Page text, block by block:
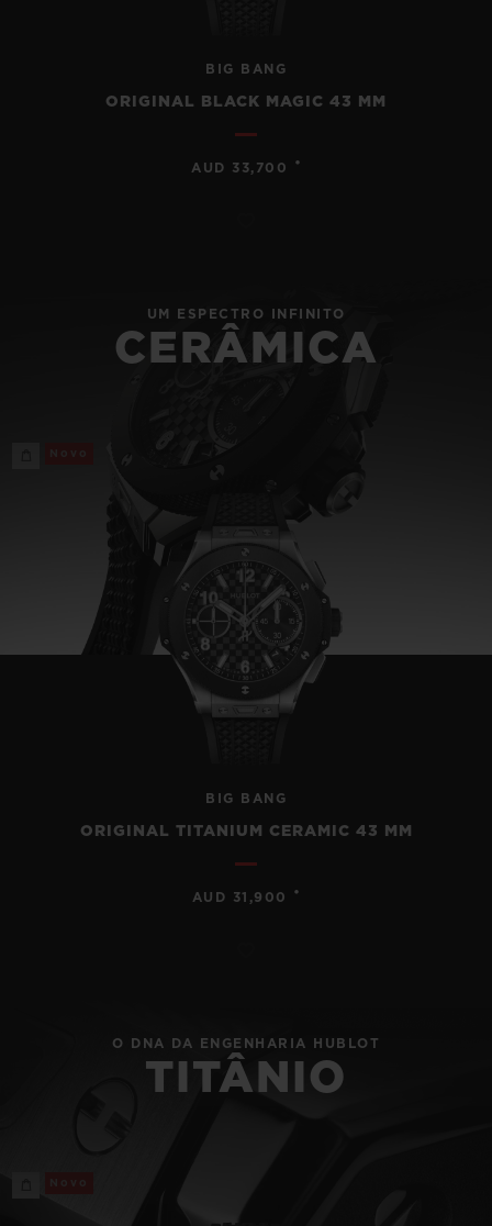
BIG BANG
ORIGINAL BLACK MAGIC 43 MM
AUD 33,700 •
UM ESPECTRO INFINITO
CERÂMICA
BIG BANG
ORIGINAL TITANIUM CERAMIC 43 MM
AUD 31,900 •
O DNA DA ENGENHARIA HUBLOT
TITÂNIO